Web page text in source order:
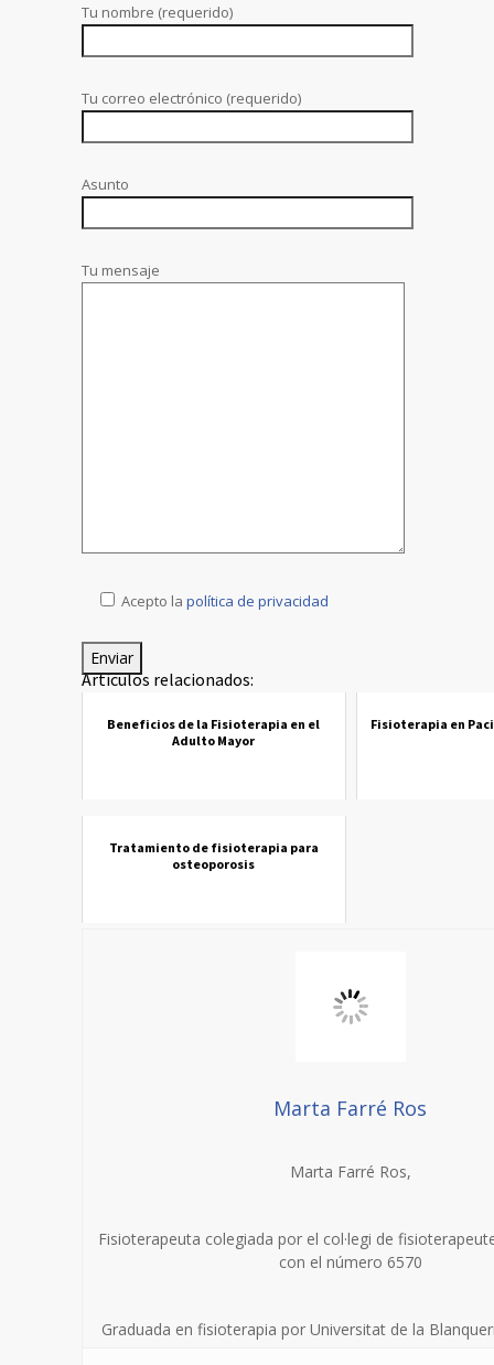
Tu nombre (requerido)
Tu correo electrónico (requerido)
Asunto
Tu mensaje
Acepto la política de privacidad
Artículos relacionados:
Beneficios de la Fisioterapia en el
Adulto Mayor
Fisioterapia en
Tratamiento de fisioterapia para
osteoporosis
Marta Farré Ros
Marta Farré Ros,
Fisioterapeuta colegiada por el col·legi de
con el número 6570
Graduada en fisioterapia por Universitat de la